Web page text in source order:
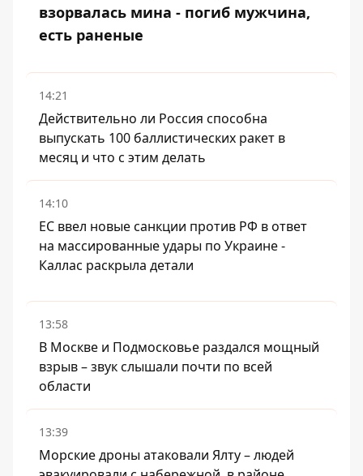
взорвалась мина - погиб мужчина,
есть раненые
14:21
Действительно ли Россия способна
выпускать 100 баллистических ракет в
месяц и что с этим делать
14:10
ЕС ввел новые санкции против РФ в ответ
на массированные удары по Украине -
Каллас раскрыла детали
13:58
В Москве и Подмосковье раздался мощный
взрыв – звук слышали почти по всей
области
13:39
Морские дроны атаковали Ялту – людей